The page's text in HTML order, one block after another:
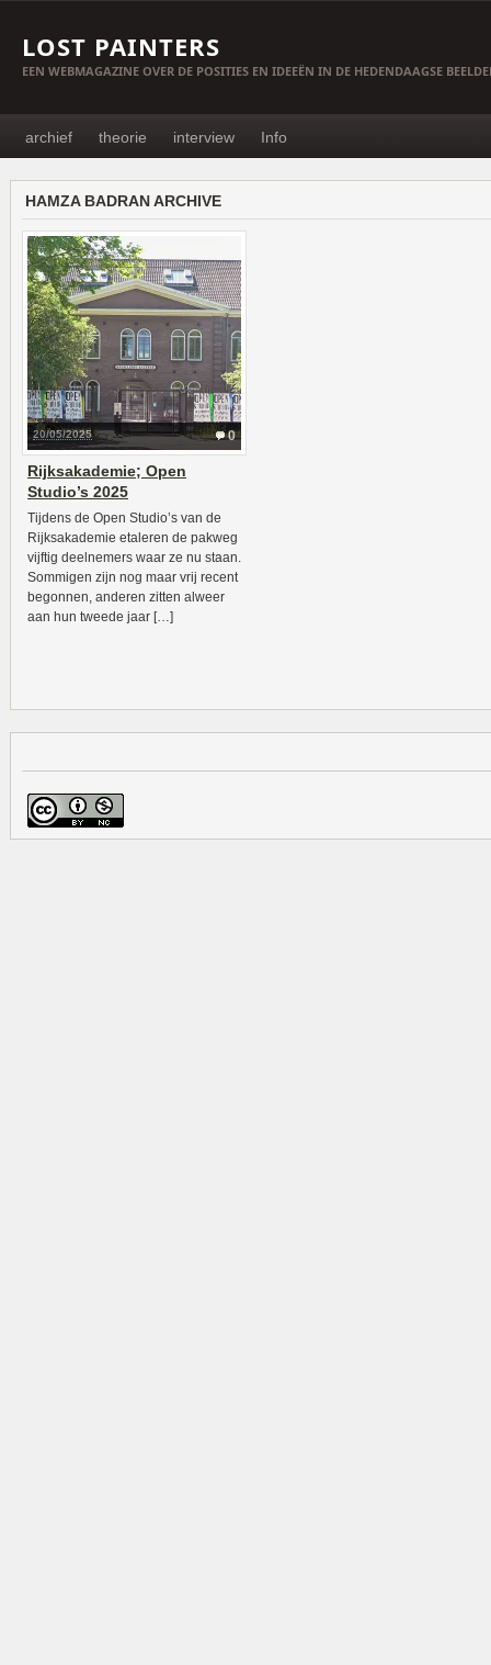
LOST PAINTERS
EEN WEBMAGAZINE OVER DE POSITIES EN IDEEËN IN DE HEDENDAAGSE
archief theorie interview Info
HAMZA BADRAN ARCHIVE
0
20/05/2025
Rijksakademie; Open
Studio’s 2025
Tijdens de Open Studio’s van de
Rijksakademie etaleren de pakweg
vijftig deelnemers waar ze nu staan.
Sommigen zijn nog maar vrij recent
begonnen, anderen zitten alweer
aan hun tweede jaar […]